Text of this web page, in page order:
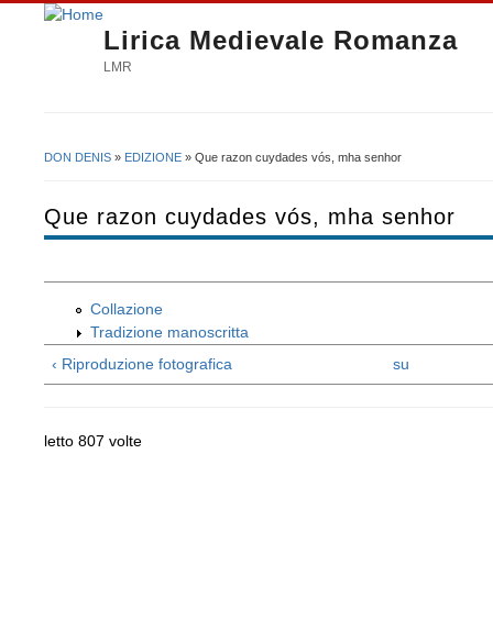
Lirica Medievale Romanza
LMR
DON DENIS » EDIZIONE » Que razon cuydades vós, mha senhor
Que razon cuydades vós, mha senhor
Collazione
Tradizione manoscritta
‹ Riproduzione fotografica
su
letto 807 volte